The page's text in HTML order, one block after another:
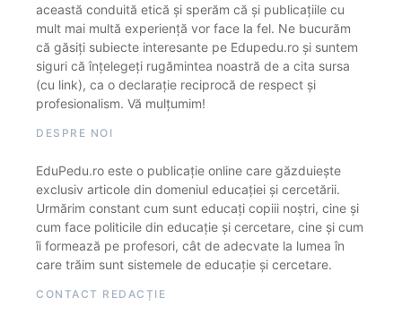
această conduită etică și sperăm că și publicațiile cu
mult mai multă experiență vor face la fel. Ne bucurăm
că găsiți subiecte interesante pe Edupedu.ro și suntem
siguri că înțelegeți rugămintea noastră de a cita sursa
(cu link), ca o declarație reciprocă de respect și
profesionalism. Vă mulțumim!
DESPRE NOI
EduPedu.ro este o publicație online care găzduiește
exclusiv articole din domeniul educației și cercetării.
Urmărim constant cum sunt educați copiii noștri, cine și
cum face politicile din educație și cercetare, cine și cum
îi formează pe profesori, cât de adecvate la lumea în
care trăim sunt sistemele de educație și cercetare.
CONTACT REDACȚIE